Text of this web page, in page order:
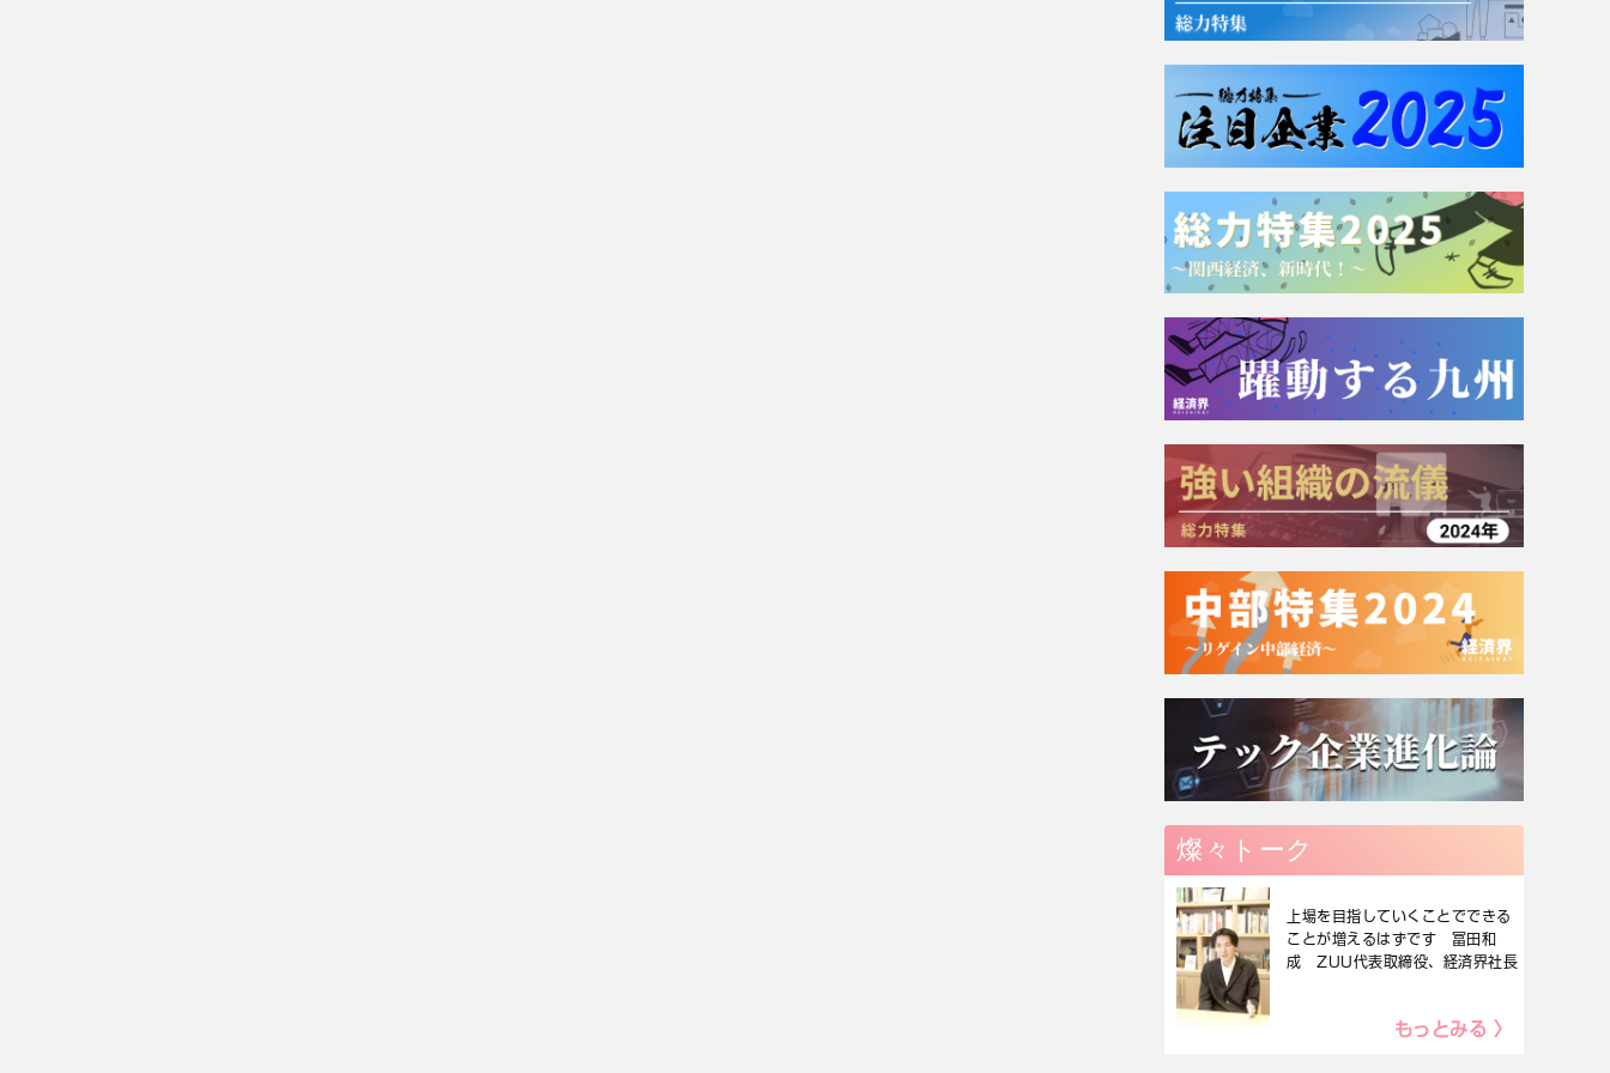
燦々トーク
上場を目指していくことでできる
ことが増えるはずです 冨田和
成 ZUU代表取締役、経済界社長
もっとみる 〉